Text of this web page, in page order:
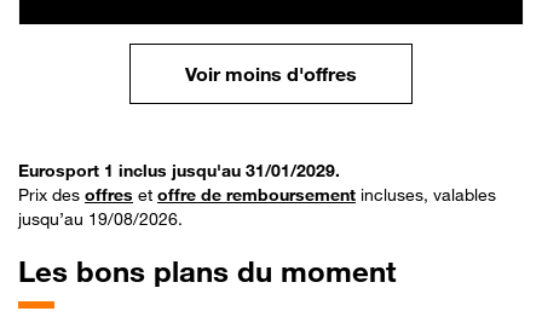
Voir moins d'offres
Eurosport 1 inclus jusqu'au 31/01/2029.
Prix des offres et offre de remboursement incluses, valables
jusqu’au 19/08/2026.
Les bons plans du moment